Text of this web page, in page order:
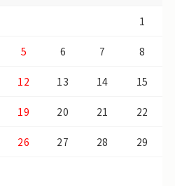
1
5 6 7 8
12 13 14 15
19 20 21 22
26 27 28 29